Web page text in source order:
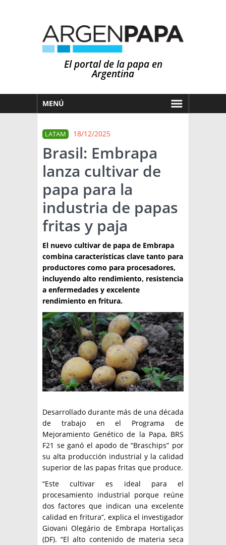
El portal de la papa en
Argentina
MENÚ
MERCADOS
NOTICIAS
EN ESPAÑOL
OTROS IDIOMAS
PRONÓSTICO
LLUVIAS
ARGENTINA
EL MUNDO
TÉCNICA
PRODUCCION
CLASIFICADOS
INTERES GENERAL
LA PAPA
RESOLUCIONES Y NORMATIVAS
ENLACES
ARGENPAPA
PUBLICIDAD
QUIENES SOMOS
CONTACTO
BUSCAR NOTICIAS
BUSCAR
LATAM 18/12/2025
Brasil: Embrapa
lanza cultivar de
papa para la
industria de papas
fritas y paja
El nuevo cultivar de papa de Embrapa
combina características clave tanto para
productores como para procesadores,
incluyendo alto rendimiento, resistencia
a enfermedades y excelente
rendimiento en fritura.
Desarrollado durante más de una década
de trabajo en el Programa de
Mejoramiento Genético de la Papa, BRS
F21 se ganó el apodo de “Braschips” por
su alta producción industrial y la calidad
superior de las papas fritas que produce.
“Este cultivar es ideal para el
procesamiento industrial porque reúne
dos factores que indican una excelente
calidad en fritura”, explica el investigador
Giovani Olegário de Embrapa Hortaliças
(DF). “El alto contenido de materia seca